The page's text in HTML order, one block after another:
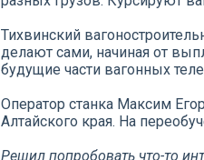
Тихвинский
делают сами, начиная от
будущие части вагонных
Оператор станка Максим
Алтайского края. На
Решил попробовать что-то